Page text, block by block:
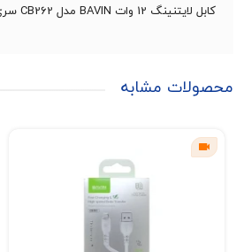
کابل لایتنینگ 12 وات BAVIN مدل CB262 سری Bold Wire با حداکثر توان خروجی 12 وات مناسب برای انواع پورت های آیفونی می باشد.
محصولات مشابه